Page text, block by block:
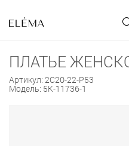
ПЛАТЬЕ
Артикул: 2С20-22-Р53
Модель: 5К-11736-1